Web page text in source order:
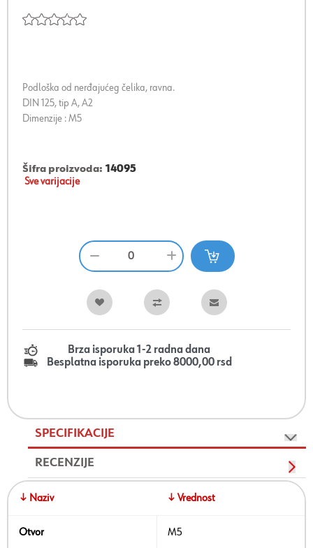
Podloška od nerđajućeg čelika, ravna.
DIN 125, tip A, A2
Dimenzije : M5
Šifra proizvoda: 14095
Sve varijacije
Brza isporuka 1-2 radna dana
Besplatna isporuka preko 8000,00 rsd
SPECIFIKACIJE
RECENZIJE
↓ Naziv ↓ Vrednost
Otvor M5